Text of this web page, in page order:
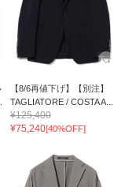
【8/6再値下げ】【別注】
TAGLIATORE / COSTA A...
¥125,400
¥75,240[40%OFF]